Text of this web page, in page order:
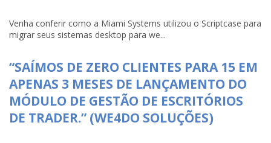
Venha conferir como a Miami Systems utilizou o Scriptcase para
migrar seus sistemas desktop para we...
“SAÍMOS DE ZERO CLIENTES PARA 15 EM
APENAS 3 MESES DE LANÇAMENTO DO
MÓDULO DE GESTÃO DE ESCRITÓRIOS
DE TRADER.” (WE4DO SOLUÇÕES)